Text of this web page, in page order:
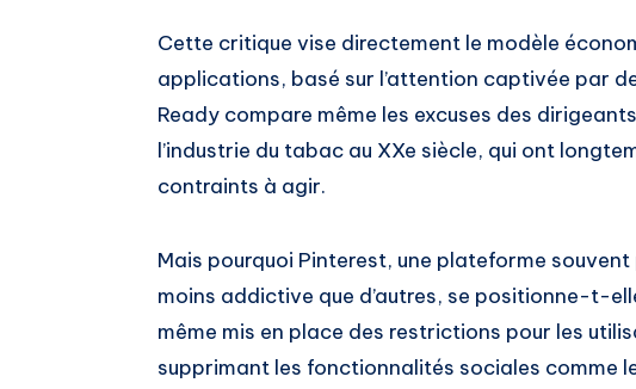
Cette critique vise directement le modèle
applications, basé sur l’attention captivée par
Ready compare même les excuses des
l’industrie du tabac au XXe siècle, qui ont
contraints à agir.
Mais pourquoi Pinterest, une plateforme
moins addictive que d’autres, se positionne-t-
même mis en place des restrictions pour les
supprimant les fonctionnalités sociales comme